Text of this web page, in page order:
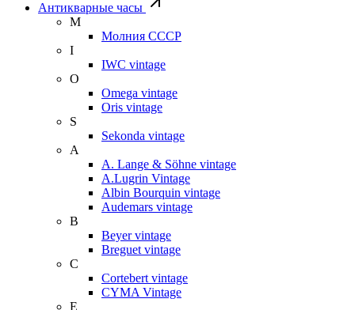
Антикварные часы
М
Молния СССР
I
IWC vintage
O
Omega vintage
Oris vintage
S
Sekonda vintage
A
A. Lange & Söhne vintage
A.Lugrin Vintage
Albin Bourquin vintage
Audemars vintage
B
Beyer vintage
Breguet vintage
C
Cortebert vintage
CYMA Vintage
E